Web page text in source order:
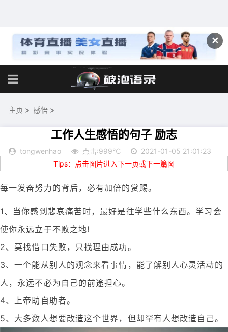
✕
主页 > 感悟 >
工作人生感悟的句子 励志
tongwenhao 点击:999℃
2021-01-05 21:01:23
Tips：点击图片进入下一页或下一篇图
每一发奋努力的背后，必有加倍的赏赐。
1、当你感到悲哀痛苦时，最好是往学些什么东西。学习会
使你永远立于不败之地!
2、莫找借口失败，只找理由成功。
3、一个能从别人的观念来看事情，能了解别人心灵活动的
人，永远不必为自己的前途担心。
4、上帝助自助者。
5、大多数人想要改造这个世界，但却罕有人想改造自己。